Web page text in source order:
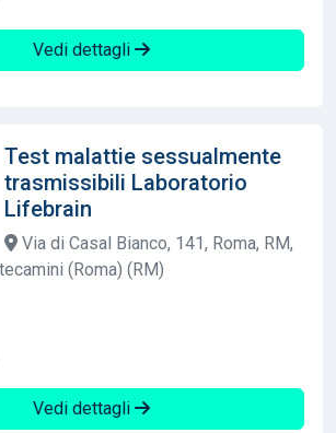
Vedi dettagli
Test malattie sessualmente
trasmissibili Laboratorio
Lifebrain
Via di Casal Bianco, 141, Roma, RM,
(Roma) (RM)
Vedi dettagli